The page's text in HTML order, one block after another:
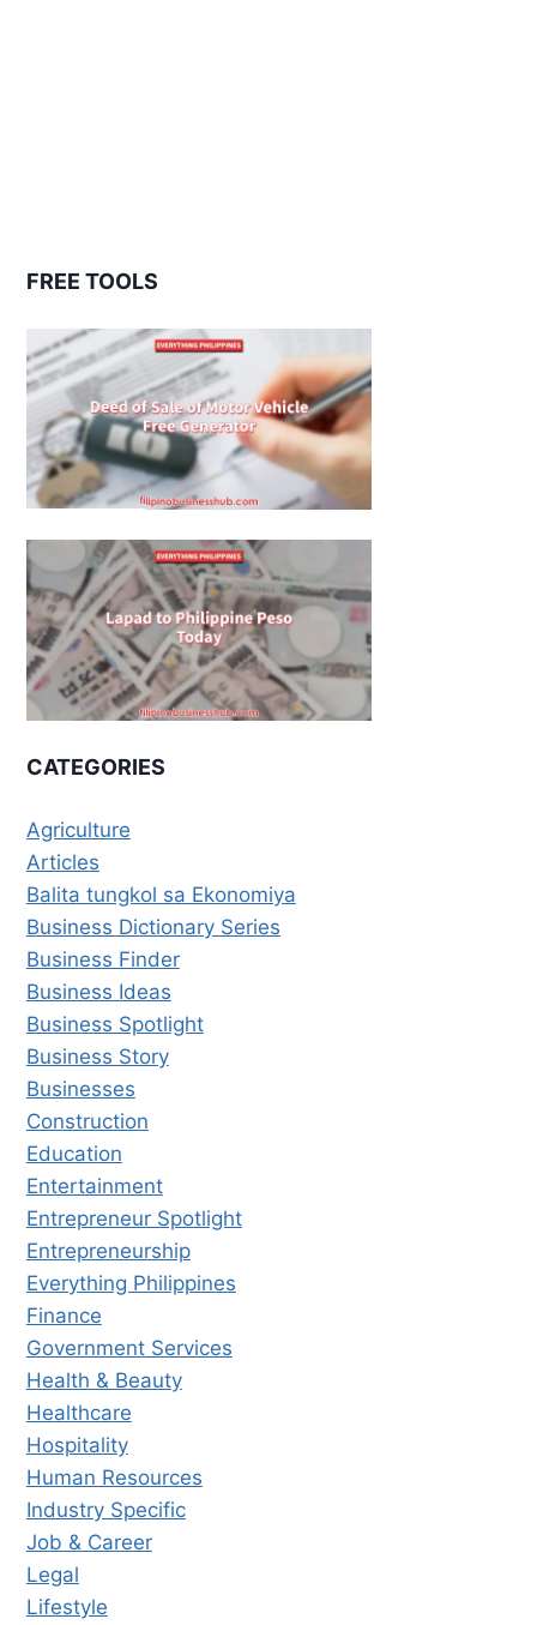
FREE TOOLS
CATEGORIES
Agriculture
Articles
Balita tungkol sa Ekonomiya
Business Dictionary Series
Business Finder
Business Ideas
Business Spotlight
Business Story
Businesses
Construction
Education
Entertainment
Entrepreneur Spotlight
Entrepreneurship
Everything Philippines
Finance
Government Services
Health & Beauty
Healthcare
Hospitality
Human Resources
Industry Specific
Job & Career
Legal
Lifestyle